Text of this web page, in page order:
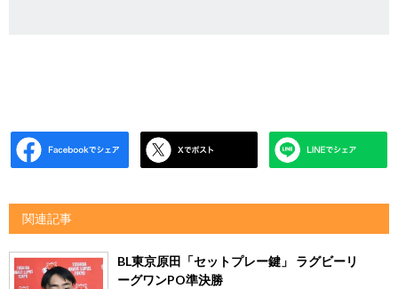
関連記事
BL東京原田「セットプレー鍵」 ラグビーリ
ーグワンPO準決勝